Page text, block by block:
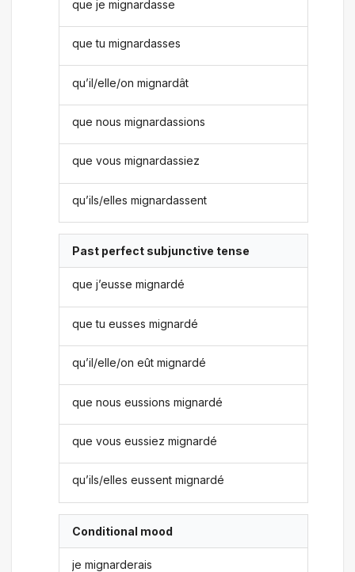
que je mignardasse
que tu mignardasses
qu’il/elle/on mignardât
que nous mignardassions
que vous mignardassiez
qu’ils/elles mignardassent
Past perfect subjunctive tense
que j’eusse mignardé
que tu eusses mignardé
qu’il/elle/on eût mignardé
que nous eussions mignardé
que vous eussiez mignardé
qu’ils/elles eussent mignardé
Conditional mood
je mignarderais